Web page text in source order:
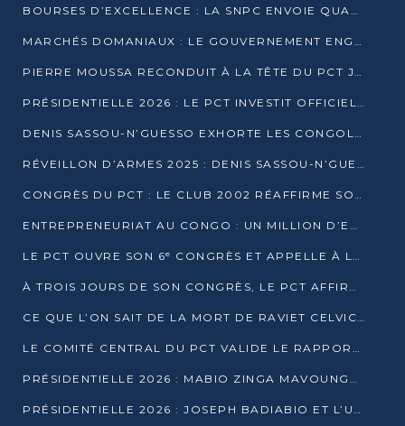
BOURSES D’EXCELLENCE : LA SNPC ENVOIE QUATRE NOUVEAUX TALENTS CONGOLAIS SE FORMER À BAKOU
MARCHÉS DOMANIAUX : LE GOUVERNEMENT ENGAGE LA STRUCTURATION DES TAXES D’ASSAINISSEMENT
PIERRE MOUSSA RECONDUIT À LA TÊTE DU PCT JUSQU’EN 2031
PRÉSIDENTIELLE 2026 : LE PCT INVESTIT OFFICIELLEMENT DENIS SASSOU NGUESSO
DENIS SASSOU-N’GUESSO EXHORTE LES CONGOLAIS À L’UNITÉ ET AU FAIR-PLAY DÉMOCRATIQUE EN 2026
RÉVEILLON D’ARMES 2025 : DENIS SASSOU-N’GUESSO GARANTIT DES ÉLECTIONS 2026 PAISIBLES ET SÉCURISÉES
CONGRÈS DU PCT : LE CLUB 2002 RÉAFFIRME SON SOUTIEN À DENIS SASSOU-N’GUESSO POUR 2026
ENTREPRENEURIAT AU CONGO : UN MILLION D’EUROS POUR FINANCER LES STARTUPS DÈS 2026
LE PCT OUVRE SON 6ᵉ CONGRÈS ET APPELLE À LA CANDIDATURE DE DENIS SASSOU NGUESSO
À TROIS JOURS DE SON CONGRÈS, LE PCT AFFIRME AVOIR ATTEINT TOUS SES OBJECTIFS
CE QUE L’ON SAIT DE LA MORT DE RAVIET CELVIC N’TSIANTSIE
LE COMITÉ CENTRAL DU PCT VALIDE LE RAPPORT DU CONGRÈS ET SOUTIENT DENIS SASSOU N’GUESSO
PRÉSIDENTIELLE 2026 : MABIO ZINGA MAVOUNGOU DÉCLARE SA CANDIDATURE ET CHARGE LE BILAN DU PCT
PRÉSIDENTIELLE 2026 : JOSEPH BADIABIO ET L’UDH-YUKI JOUENT LA PRUDENCE